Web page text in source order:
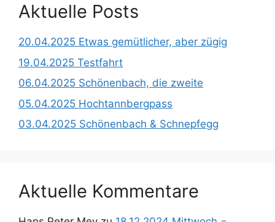
Aktuelle Posts
20.04.2025 Etwas gemütlicher, aber zügig
19.04.2025 Testfahrt
06.04.2025 Schönenbach, die zweite
05.04.2025 Hochtannbergpass
03.04.2025 Schönenbach & Schnepfegg
Aktuelle Kommentare